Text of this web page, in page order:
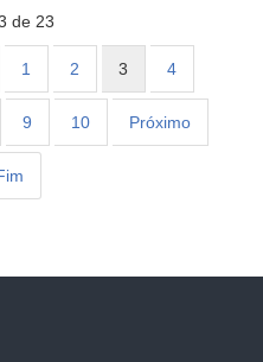
de 23
1 2 3 4
9 10 Próximo